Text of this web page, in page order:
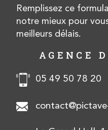
Remplissez ce
notre mieux pour
meilleurs délais.
AGENCE
05 49 50 78 20